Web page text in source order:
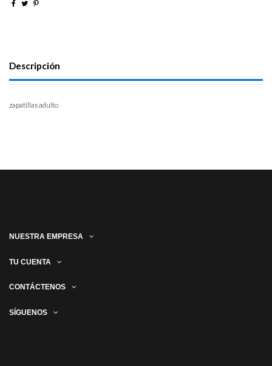
Descripción
zapatillas adulto
NUESTRA EMPRESA
TU CUENTA
CONTÁCTENOS
SÍGUENOS